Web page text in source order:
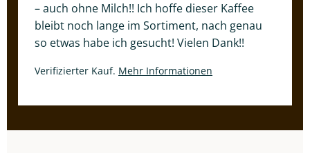
– auch ohne Milch!! Ich hoffe dieser Kaffee
bleibt noch lange im Sortiment, nach genau
so etwas habe ich gesucht! Vielen Dank!!
Verifizierter Kauf. Mehr Informationen